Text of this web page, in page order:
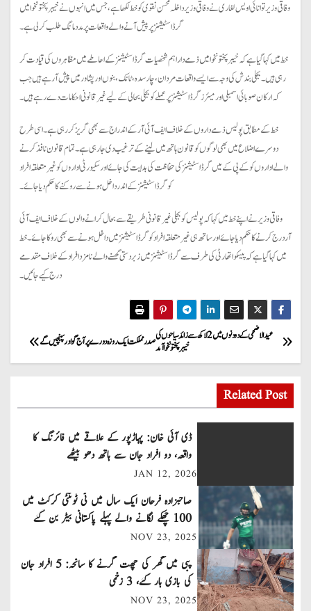
وفاقی وزیر توانائی اویس لغاری نے وفاقی وزیر داخلہ محسن نقوی کو خط لکھا ہے، جس میں انہوں نے خیبر پختونخوا میں
گرڈاسٹیشنز پر پیش آنے والے واقعات پر مدد مانگ طلب کرلی ہے۔
خط میں کہا گیا ہے کہ خیبر پختونخوا میں ذمے دار اہم شخصیات گرڈ اسٹیشنز کے احاطے میں مظاہروں کی قیادت کر
رہی ہیں۔ بجلی بندش کی وجہ سے ایسے واقعات مردان، چارسدہ، ٹانک، بنوں اور پشاور میں پیش آرہے ہیں جب
کہ ارکان صوبائی اسمبلی اورمیئرزگرڈ اسٹیشنز پر عملے کو بجلی بحالی کے لیے غیرقانونی احکامات دے رہے ہیں۔
خط کے مطابق پولیس ذمے داروں کے خلاف ایف آئی آر کے اندراج سے بھی گریز کر رہی ہے۔ اسی طرح
دوسرے اضلاع میں بھی لوگوں کو قانون ہاتھ میں لینے کے ترغیب دی جا رہی ہے۔ تمام قانون نافذ کرنے
والے اداروں کو کے پی کے میں گرڈ اسٹیشنز کی حفاظت کی ہدایت کی جائے اور سکیورٹی اداروں کو غیر متعلقہ افراد
کوگرڈ اسٹیشنز کے اندر داخل ہونے سے روکنے کا حکم دیاجائے۔
وفاقی وزیر نے اپنے خط میں کہا کہ پولیس کوبجلی غیرقانونی طریقے سے بحال کرانے والوں کے خلاف ایف آئی
آردرج کرنے کا حکم دیاجائے اور ساتھ ہی غیر متعلقہ افراد کو گرڈ اسٹیشنز میں داخل ہونے سے بھی روکا جائے۔ خط
میں کہا گیا ہے کہ پیسکو اتھارٹی کی طرف سے گرڈ اسٹیشنز میں زبردستی گھسنے والے نامزد افراد کے خلاف مقدمے
درج کیے جائیں۔
P
o
s
t
a
v
i
g
صدر مملکت ایک روزہ دورے پر آج گوادر پہنچیں گےعیدالاضحی کے دو دنوں میں 2 لاکھ سے زائد سیاحوں کی
خیبر پختونخوا آمد
Related Post
ڈی آئی خان: پہاڑپور کے علاقے میں فائرنگ کا
واقعہ، دو افراد جان سے ہاتھ دھو بیٹھے
JAN 12, 2026
صاحبزادہ فرحان ایک سال میں ٹی ٹوئنٹی کرکٹ میں
100 چھکے لگانے والے پہلے پاکستانی بیٹر بن گئے
NOV 23, 2025
پبی میں گھر کی چھت گرنے کا سانحہ: 5 افراد جان
کی بازی ہار گئے، 3 زخمی
NOV 23, 2025